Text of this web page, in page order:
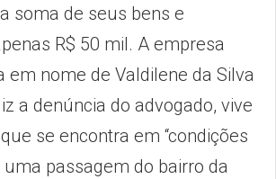
soma de seus bens e
R$ 50 mil. A empresa
em nome de Valdilene da Silva
a denúncia do advogado, vive
se encontra em “condições
uma passagem do bairro da